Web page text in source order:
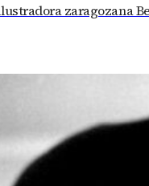
zaragozana